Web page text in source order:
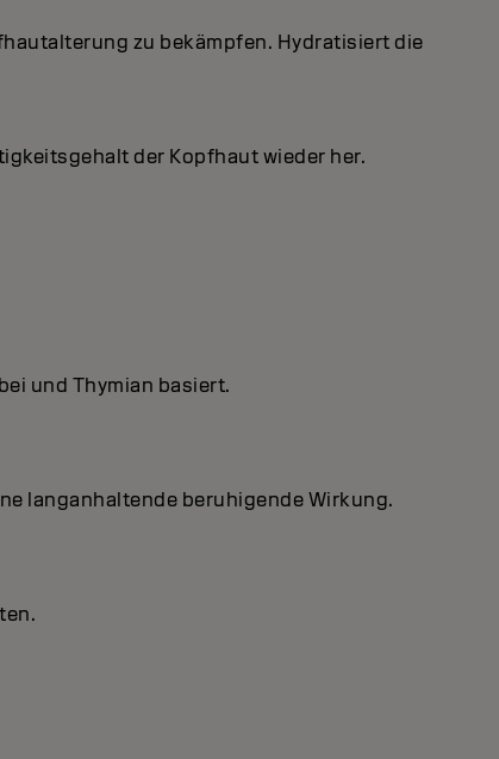
zu bekämpfen. Hydratisiert die
der Kopfhaut wieder her.
und Thymian basiert.
langanhaltende beruhigende Wirkung.